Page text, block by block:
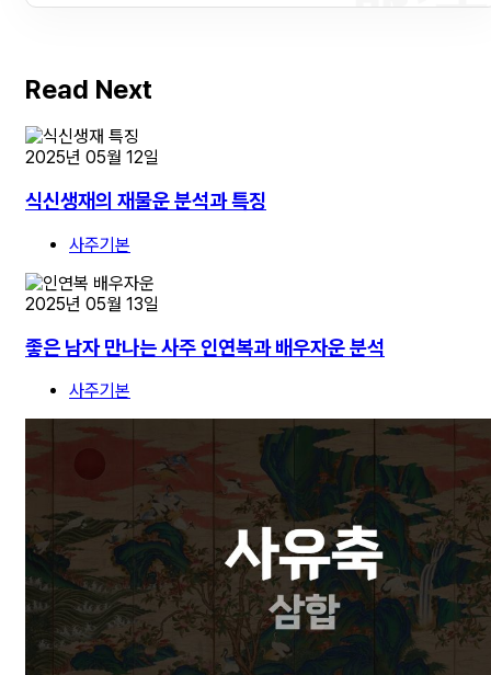
Read Next
2025년 05월 12일
식신생재의 재물운 분석과 특징
사주기본
2025년 05월 13일
좋은 남자 만나는 사주 인연복과 배우자운 분석
사주기본